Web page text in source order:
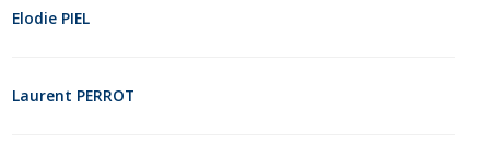
Elodie PIEL
Laurent PERROT